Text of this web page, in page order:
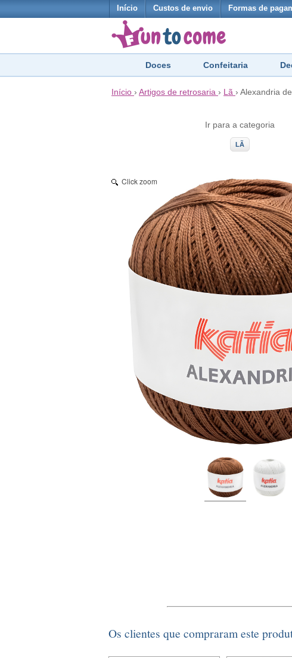
Início Custos de envio Formas de
Doces Confeitaria
Início › Artigos de retrosaria › Lã › Alexandria
Ir para a categoria
LÃ
Click zoom
Os clientes que compraram este